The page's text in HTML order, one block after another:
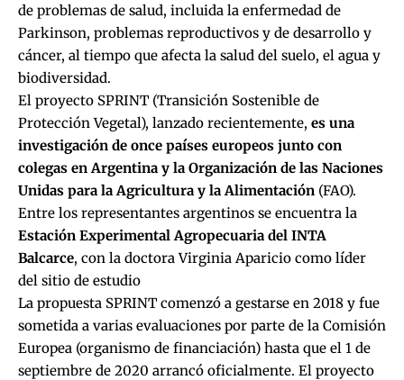
de problemas de salud, incluida la enfermedad de
Parkinson, problemas reproductivos y de desarrollo y
cáncer, al tiempo que afecta la salud del suelo, el agua y
biodiversidad.
El proyecto SPRINT (Transición Sostenible de
Protección Vegetal), lanzado recientemente, es una
investigación de once países europeos junto con
colegas en Argentina y la Organización de las Naciones
Unidas para la Agricultura y la Alimentación (FAO).
Entre los representantes argentinos se encuentra la
Estación Experimental Agropecuaria del INTA
Balcarce, con la doctora Virginia Aparicio como líder
del sitio de estudio
La propuesta SPRINT comenzó a gestarse en 2018 y fue
sometida a varias evaluaciones por parte de la Comisión
Europea (organismo de financiación) hasta que el 1 de
septiembre de 2020 arrancó oficialmente. El proyecto